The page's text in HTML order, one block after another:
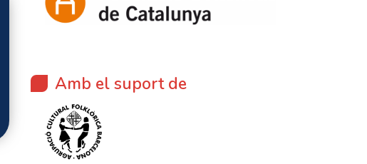
Amb el suport de